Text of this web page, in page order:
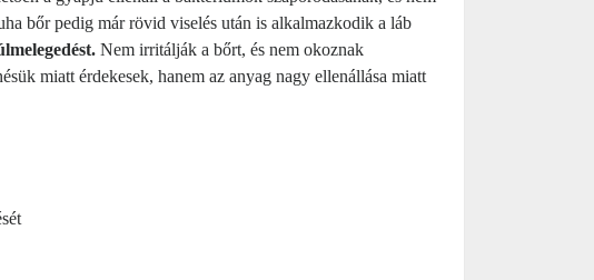
bőr pedig már rövid viselés után is alkalmazkodik a láb
Nem irritálják a bőrt, és nem okoznak
miatt érdekesek, hanem az anyag nagy ellenállása miatt